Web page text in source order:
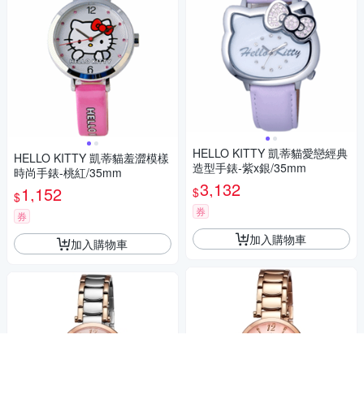
HELLO KITTY 凱蒂貓羞澀模樣
時尚手錶-桃紅/35mm
$1,152
券
加入購物車
HELLO KITTY 凱蒂貓愛戀經典
造型手錶-紫x銀/35mm
$3,132
券
加入購物車